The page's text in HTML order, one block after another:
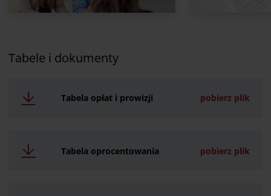
Tabele i dokumenty
Tabela opłat i prowizji pobierz plik
Tabela oprocentowania pobierz plik